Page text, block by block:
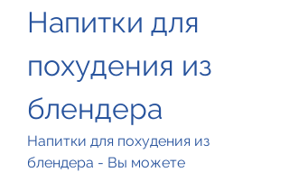
Напитки для
похудения из
блендера
Напитки для похудения из
блендера - Вы можете